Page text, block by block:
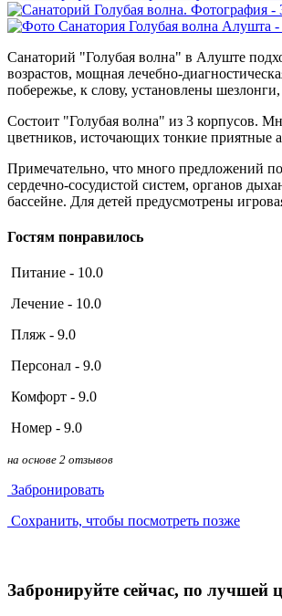
Санаторий "Голубая волна" в Алуште
возрастов, мощная лечебно-
побережье, к слову, установлены
Состоит "Голубая волна" из 3 корпусов.
цветников, источающих тонкие приятные
Примечательно, что много предложений
сердечно-сосудистой систем, органов
бассейне. Для детей предусмотрены
Гостям понравилось
Питание - 10.0
Лечение - 10.0
Пляж - 9.0
Персонал - 9.0
Комфорт - 9.0
Номер - 9.0
на основе 2 отзывов
Забронировать
Сохранить, чтобы посмотреть позже
Забронируйте сейчас, по лучшей